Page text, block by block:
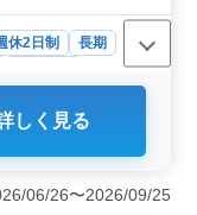
・福祉施設、学
の経験がある人は
休2日制
長期
側町に位置する
アクセスが良好
即日勤務可能な
しく見る
06/26〜2026/09/25